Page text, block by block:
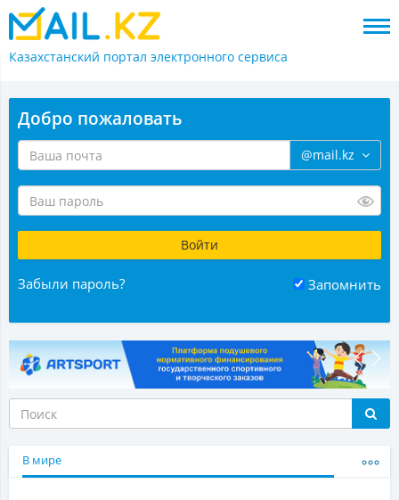
Казахстанский портал электронного сервиса
Добро пожаловать
@mail.kz
Забыли пароль? Запомнить
В мире